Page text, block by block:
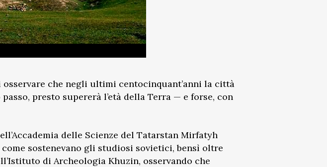
che negli ultimi centocinquant’anni la città
presto supererà l’età della Terra — e forse, con
delle Scienze del Tatarstan Mirfatyh
come sostenevano gli studiosi sovietici, bensì oltre
di Archeologia Khuzin, osservando che